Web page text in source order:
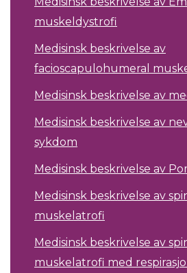
muskeldystrofi
Medisinsk beskrivelse av
facioscapulohumeral
Medisinsk beskrivelse av
Medisinsk beskrivelse av
sykdom
Medisinsk beskrivelse av
Medisinsk beskrivelse av
muskelatrofi
Medisinsk beskrivelse av
muskelatrofi med